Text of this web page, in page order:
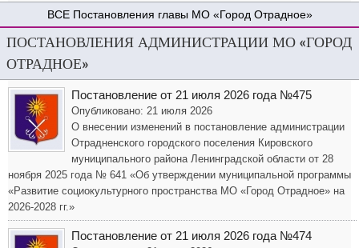
Постановления главы МО «Город Отрадное»
ПОСТАНОВЛЕНИЯ АДМИНИСТРАЦИИ МО «ГОРОД
ОТРАДНОЕ»
Постановление от 21 июля 2026 года №475
Опубликовано: 21 июля 2026
О внесении изменений в постановление администрации
Отрадненского городского поселения Кировского
муниципального района Ленинградской области от 28
ноября 2025 года № 641 «Об утверждении муниципальной программы
«Развитие социокультурного пространства МО «Город Отрадное» на
2026-2028 гг.»
Постановление от 21 июля 2026 года №474